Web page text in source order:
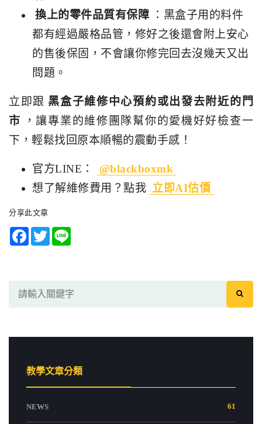
換上的零件品質有保障
：黑盒子用的料件
都有經過嚴格品管，修好之後還會附上安心
的售後保固，不會讓你修完回去沒幾天又出
問題。
立即跟 黑盒子維修中心預約或出發去附近的門
市
，讓專業的維修團隊幫你的愛機好好檢查一
下，輕鬆找回原本順暢的震動手感！
官方LINE：
@blackboxmk
想了解維修費用？點我 立即AI估價
分享此文章
Facebook
Twitter
教學文章分類
NEWS 61